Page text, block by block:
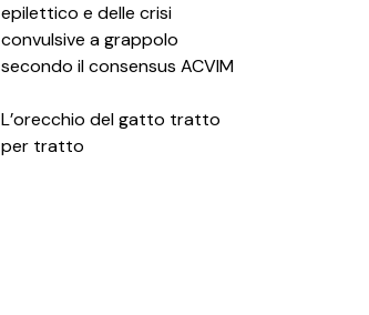
epilettico e delle crisi
convulsive a grappolo
secondo il consensus ACVIM
L’orecchio del gatto tratto
per tratto